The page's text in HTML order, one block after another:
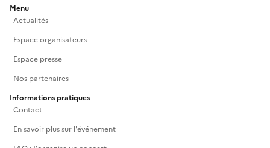
Menu
Actualités
Espace organisateurs
Espace presse
Nos partenaires
Informations pratiques
Contact
En savoir plus sur l'événement